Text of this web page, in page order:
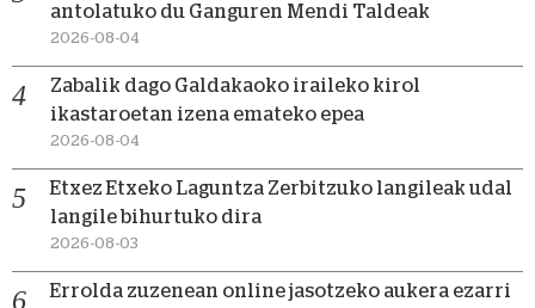
antolatuko du Ganguren Mendi Taldeak
2026-08-04
Zabalik dago Galdakaoko iraileko kirol
ikastaroetan izena emateko epea
2026-08-04
Etxez Etxeko Laguntza Zerbitzuko langileak udal
langile bihurtuko dira
2026-08-03
Errolda zuzenean online jasotzeko aukera ezarri